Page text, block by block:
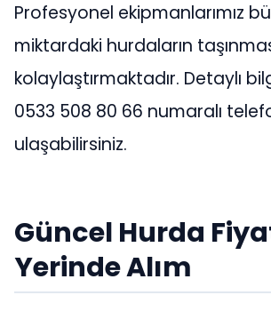
Profesyonel ekipmanlarımız
miktardaki hurdaların
kolaylaştırmaktadır. Detaylı
0533 508 80 66 numaralı
ulaşabilirsiniz.
Güncel Hurda
Yerinde Alım